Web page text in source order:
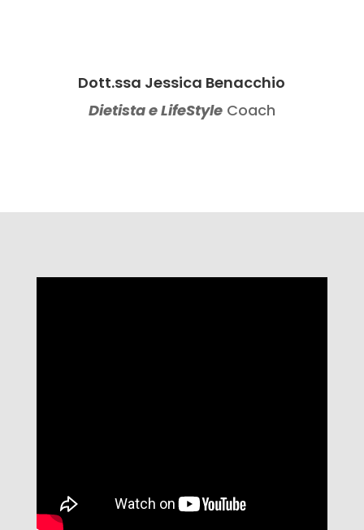
Dott.ssa Jessica Benacchio
Dietista e LifeStyleCoach